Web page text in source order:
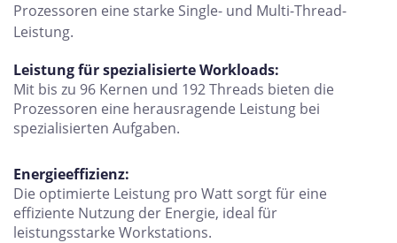
Prozessoren eine starke Single- und Multi-Thread-
Leistung.
Leistung für spezialisierte Workloads:
Mit bis zu 96 Kernen und 192 Threads bieten die
Prozessoren eine herausragende Leistung bei
spezialisierten Aufgaben.
Energieeffizienz:
Die optimierte Leistung pro Watt sorgt für eine
effiziente Nutzung der Energie, ideal für
leistungsstarke Workstations.